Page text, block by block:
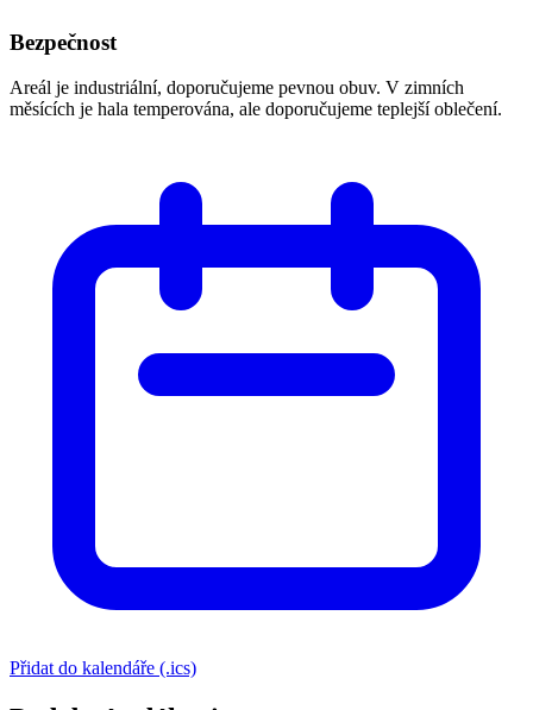
Bezpečnost
Areál je industriální, doporučujeme pevnou obuv. V zimních
měsících je hala temperována, ale doporučujeme teplejší oblečení.
Přidat do kalendáře (.ics)